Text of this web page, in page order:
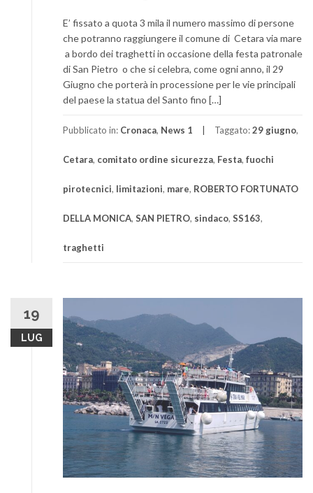
E’ fissato a quota 3 mila il numero massimo di persone
che potranno raggiungere il comune di Cetara via mare
a bordo dei traghetti in occasione della festa patronale
di San Pietro o che si celebra, come ogni anno, il 29
Giugno che porterà in processione per le vie principali
del paese la statua del Santo fino […]
Pubblicato in: Cronaca, News 1 Taggato:29 giugno,
Cetara, comitato ordine sicurezza, Festa, fuochi
pirotecnici, limitazioni, mare, ROBERTO FORTUNATO
DELLA MONICA, SAN PIETRO, sindaco, SS163,
traghetti
19
LUG